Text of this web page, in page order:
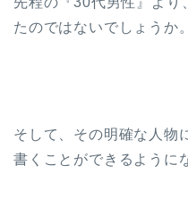
たのではないでしょうか。
そして、その明確な人物
書くことができるように